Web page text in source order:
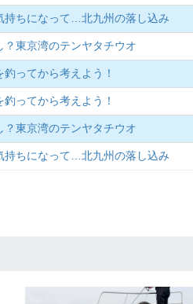
持ちになって…北九州の落し込み
？東京湾のテンヤタチウオ
ってから考えよう！
ってから考えよう！
？東京湾のテンヤタチウオ
持ちになって…北九州の落し込み